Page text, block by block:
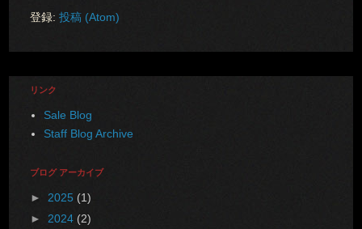
登録: 投稿 (Atom)
リンク
Sale Blog
Staff Blog Archive
ブログ アーカイブ
► 2025 (1)
► 2024 (2)